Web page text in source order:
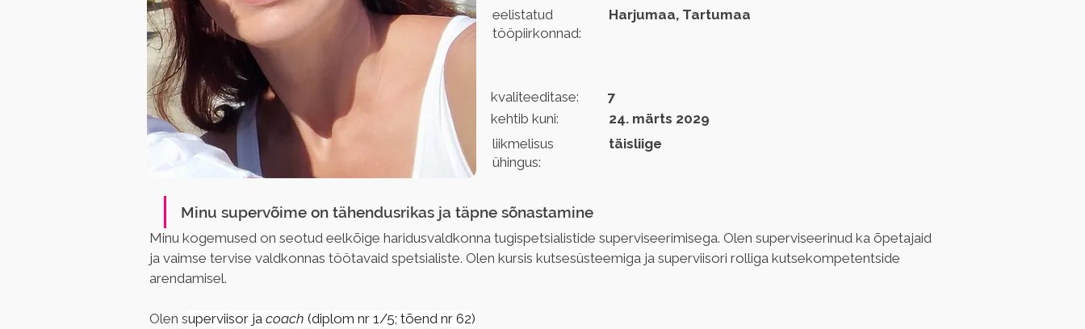
eelistatud
tööpiirkonnad:
Harjumaa, Tartumaa
kvaliteeditase:
kehtib kuni:
liikmelisus
ühingus:
7
24. märts 2029
täisliige
Minu supervõime on tähendusrikas ja täpne sõnastamine
Minu kogemused on seotud eelkõige haridusvaldkonna tugispetsialistide superviseerimisega. Olen superviseerinud ka õpetajaid
ja vaimse tervise valdkonnas töötavaid spetsialiste. Olen kursis kutsesüsteemiga ja superviisori rolliga kutsekompetentside
arendamisel.
Olen superviisor ja coach (diplom nr 1/5; tõend nr 62)